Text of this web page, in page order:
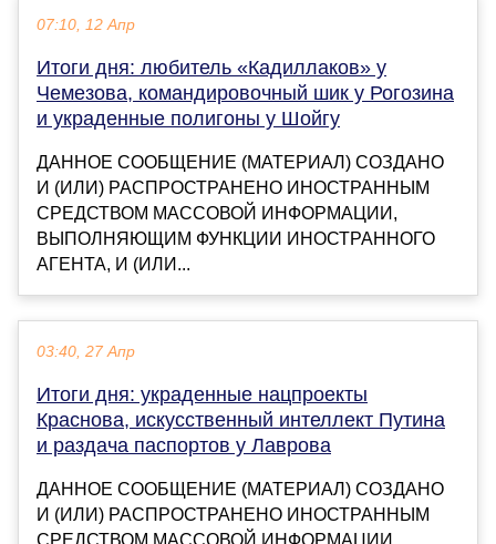
07:10, 12 Апр
Итоги дня: любитель «Кадиллаков» у
Чемезова, командировочный шик у Рогозина
и украденные полигоны у Шойгу
ДАННОЕ СООБЩЕНИЕ (МАТЕРИАЛ) СОЗДАНО
И (ИЛИ) РАСПРОСТРАНЕНО ИНОСТРАННЫМ
СРЕДСТВОМ МАССОВОЙ ИНФОРМАЦИИ,
ВЫПОЛНЯЮЩИМ ФУНКЦИИ ИНОСТРАННОГО
АГЕНТА, И (ИЛИ...
03:40, 27 Апр
Итоги дня: украденные нацпроекты
Краснова, искусственный интеллект Путина
и раздача паспортов у Лаврова
ДАННОЕ СООБЩЕНИЕ (МАТЕРИАЛ) СОЗДАНО
И (ИЛИ) РАСПРОСТРАНЕНО ИНОСТРАННЫМ
СРЕДСТВОМ МАССОВОЙ ИНФОРМАЦИИ,